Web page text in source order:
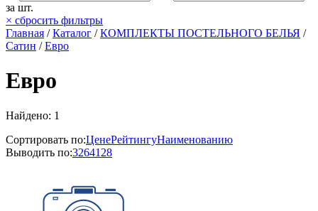
за шт.
× сбросить фильтры
Главная /Каталог /КОМПЛЕКТЫ ПОСТЕЛЬНОГО БЕЛЬЯ /
Сатин /Евро
Евро
Найдено: 1
Сортировать по:ЦенеРейтингуНаименованию
Выводить по:3264128